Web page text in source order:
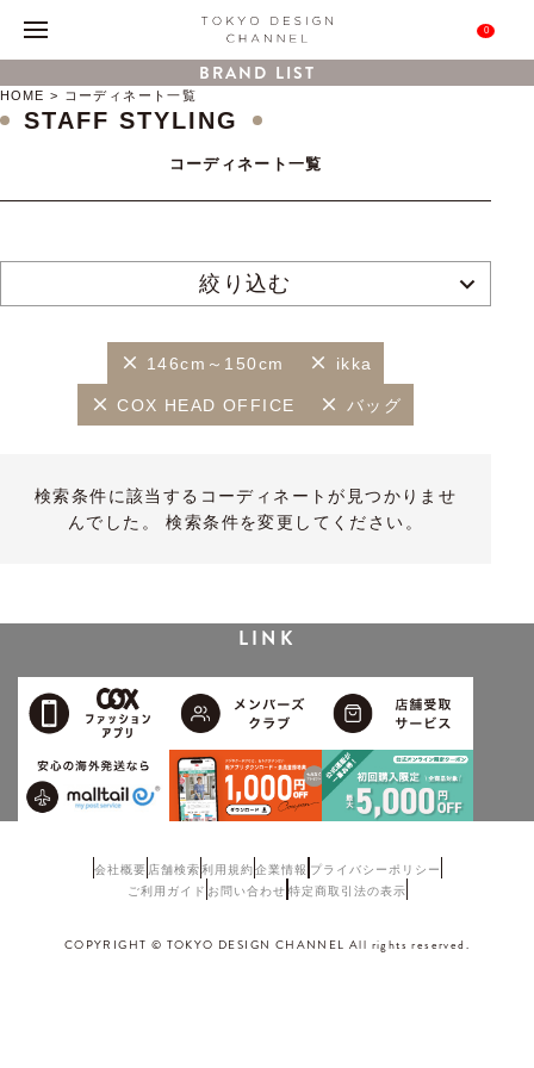
0
BRAND LIST
HOME コーディネート一覧
STAFF STYLING
コーディネート一覧
絞り込む
146cm～150cm ikka
COX HEAD OFFICE バッグ
検索条件に該当するコーディネートが見つかりませ
んでした。 検索条件を変更してください。
LINK
会社概要 店舗検索利用規約企業情報 プライバシーポリシー
ご利用ガイド お問い合わせ 特定商取引法の表示
COPYRIGHT © TOKYO DESIGN CHANNEL All rights reserved.